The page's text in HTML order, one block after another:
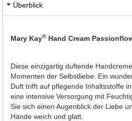
Überblick
Mary Kay® Hand Cream
Diese einzigartig duftende
Momenten der Selbstliebe. Ein
Duft trifft auf pflegende Inhaltsstoffe
eine intensive Versorgung mit
Sie sich einen Augenblick der Liebe
Hände weich und glatt.